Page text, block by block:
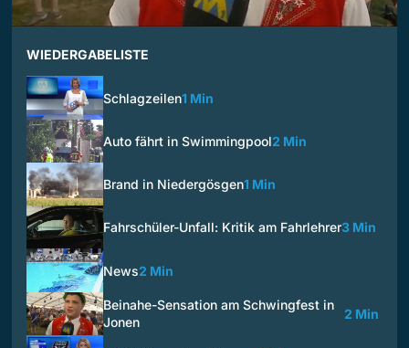
WIEDERGABELISTE
Schlagzeilen1 Min
Auto fährt in Swimmingpool2 Min
Brand in Niedergösgen1 Min
Fahrschüler-Unfall: Kritik am Fahrlehrer3 Min
News2 Min
Beinahe-Sensation am Schwingfest in
Jonen
2 Min